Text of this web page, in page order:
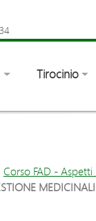
Tirocinio
Corso FAD -